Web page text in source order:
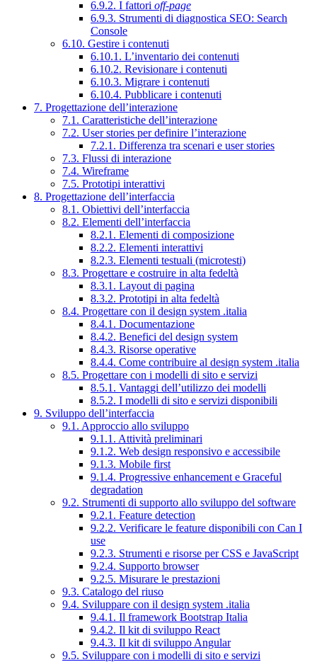
6.9.2. I fattori off-page
6.9.3. Strumenti di diagnostica SEO: Search
Console
6.10. Gestire i contenuti
6.10.1. L’inventario dei contenuti
6.10.2. Revisionare i contenuti
6.10.3. Migrare i contenuti
6.10.4. Pubblicare i contenuti
7. Progettazione dell’interazione
7.1. Caratteristiche dell’interazione
7.2. User stories per definire l’interazione
7.2.1. Differenza tra scenari e user stories
7.3. Flussi di interazione
7.4. Wireframe
7.5. Prototipi interattivi
8. Progettazione dell’interfaccia
8.1. Obiettivi dell’interfaccia
8.2. Elementi dell’interfaccia
8.2.1. Elementi di composizione
8.2.2. Elementi interattivi
8.2.3. Elementi testuali (microtesti)
8.3. Progettare e costruire in alta fedeltà
8.3.1. Layout di pagina
8.3.2. Prototipi in alta fedeltà
8.4. Progettare con il design system .italia
8.4.1. Documentazione
8.4.2. Benefici del design system
8.4.3. Risorse operative
8.4.4. Come contribuire al design system .italia
8.5. Progettare con i modelli di sito e servizi
8.5.1. Vantaggi dell’utilizzo dei modelli
8.5.2. I modelli di sito e servizi disponibili
9. Sviluppo dell’interfaccia
9.1. Approccio allo sviluppo
9.1.1. Attività preliminari
9.1.2. Web design responsivo e accessibile
9.1.3. Mobile first
9.1.4. Progressive enhancement e Graceful
degradation
9.2. Strumenti di supporto allo sviluppo del software
9.2.1. Feature detection
9.2.2. Verificare le feature disponibili con Can I
use
9.2.3. Strumenti e risorse per CSS e JavaScript
9.2.4. Supporto browser
9.2.5. Misurare le prestazioni
9.3. Catalogo del riuso
9.4. Sviluppare con il design system .italia
9.4.1. Il framework Bootstrap Italia
9.4.2. Il kit di sviluppo React
9.4.3. Il kit di sviluppo Angular
9.5. Sviluppare con i modelli di sito e servizi